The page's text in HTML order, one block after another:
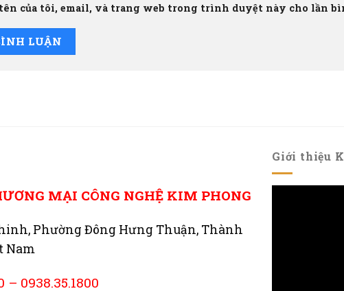
của tôi, email, và trang web trong trình duyệt này cho lần
MẠI CÔNG NGHỆ KIM PHONG
Phường Đông Hưng Thuận, Thành
Nam
– 0938.35.1800
Giới thiệu